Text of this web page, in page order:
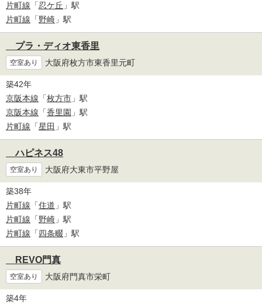
片町線 「忍ケ丘 」駅
片町線 「野崎 」駅
プラ・ディオ東香里
空室あり 大阪府枚方市東香里元町
築42年
京阪本線 「枚方市 」駅
京阪本線 「香里園 」駅
片町線 「星田 」駅
ハピネス48
空室あり 大阪府大東市平野屋
築38年
片町線 「住道 」駅
片町線 「野崎 」駅
片町線 「四条畷 」駅
REVO門真
空室あり 大阪府門真市栄町
築4年